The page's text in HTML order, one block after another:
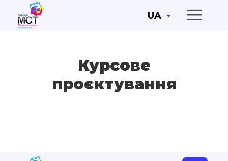
UA
Курсове
проєктування